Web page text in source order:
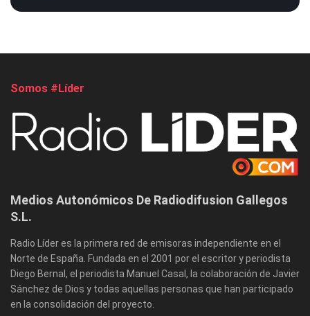
Somos #Líder
Medios Autonómicos De Radiodifusion Gallegos
S.L.
Radio Líder es la primera red de emisoras independiente en el
Norte de España. Fundada en el 2001 por el escritor y periodista
Diego Bernal, el periodista Manuel Casal, la colaboración de Javier
Sánchez de Dios y todas aquellas personas que han participado
en la consolidación del proyecto.